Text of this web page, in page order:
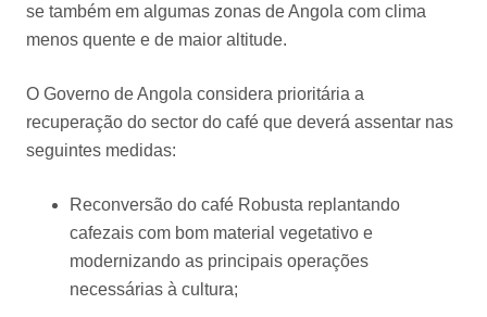
se também em algumas zonas de Angola com clima
menos quente e de maior altitude.
O Governo de Angola considera prioritária a
recuperação do sector do café que deverá assentar nas
seguintes medidas:
Reconversão do café Robusta replantando
cafezais com bom material vegetativo e
modernizando as principais operações
necessárias à cultura;